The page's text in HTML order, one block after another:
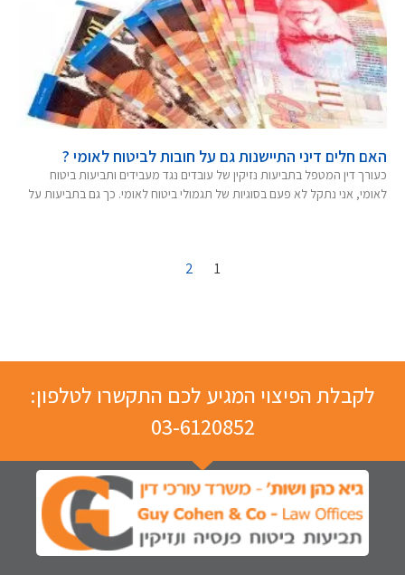
האם חלים דיני התיישנות גם על חובות לביטוח לאומי ?
כעורך דין המטפל בתביעות נזיקין של עובדים נגד מעבידים ותביעות ביטוח
לאומי, אני נתקל לא פעם בסוגיות של תגמולי ביטוח לאומי. כך גם בתביעות על
1
2
לקבלת הפיצוי המגיע לכם התקשרו לטלפון:
03-6120852